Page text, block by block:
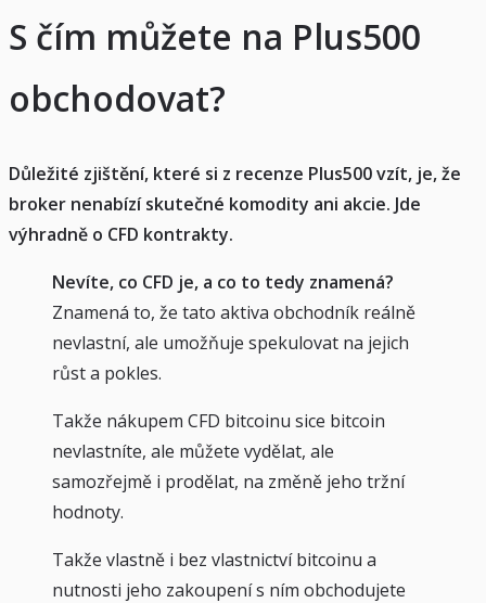
S čím můžete na Plus500
obchodovat?
Důležité zjištění, které si z recenze Plus500 vzít, je, že
broker nenabízí skutečné komodity ani akcie. Jde
výhradně o CFD kontrakty.
Nevíte, co CFD je, a co to tedy znamená?
Znamená to, že tato aktiva obchodník reálně
nevlastní, ale umožňuje spekulovat na jejich
růst a pokles.
Takže nákupem CFD bitcoinu sice bitcoin
nevlastníte, ale můžete vydělat, ale
samozřejmě i prodělat, na změně jeho tržní
hodnoty.
Takže vlastně i bez vlastnictví bitcoinu a
nutnosti jeho zakoupení s ním obchodujete